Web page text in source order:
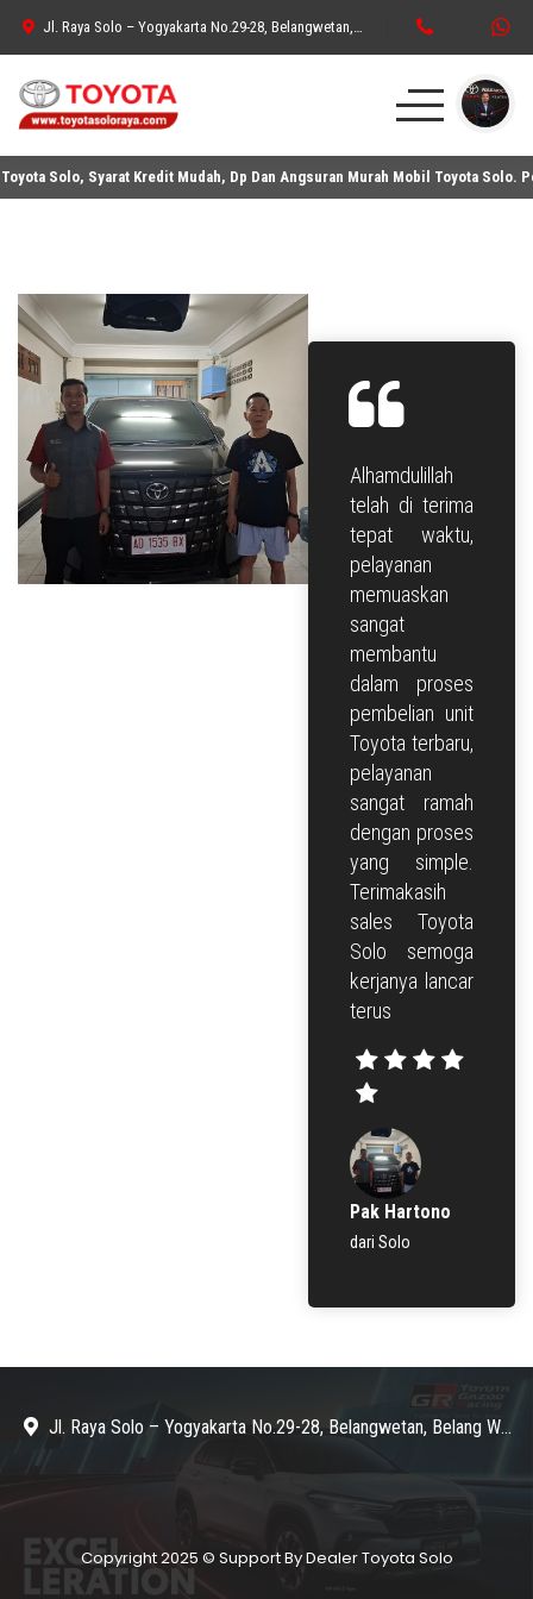
Jl. Raya Solo – Yogyakarta No.29-28, Belangwetan, Belang Wetan, Kec. Klaten Utara, Kabupaten Klaten, Jawa Tengah 57438
HOME
MPV
SUV
HATCHBACK
SEDAN
COMMERCIAL
Solo, Syarat Kredit Mudah, Dp Dan Angsuran Murah Mobil Toyota Solo.
Alhamdulillah
telah di terima
tepat waktu,
pelayanan
memuaskan
sangat
membantu
dalam proses
pembelian unit
Toyota terbaru,
pelayanan
sangat ramah
dengan proses
yang simple.
Terimakasih
sales Toyota
Solo semoga
kerjanya lancar
terus
Pak Hartono
dari Solo
Jl. Raya Solo – Yogyakarta No.29-28, Belangwetan, Belang Wetan, Kec. Klaten Utara, Kabupaten Klaten, Jawa Tengah 57438
Copyright 2025 © Support By Dealer Toyota Solo